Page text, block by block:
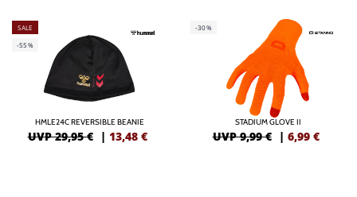
SALE
-55%
HMLE24C REVERSIBLE BEANIE
UVP 29,95 € | 13,48 €
-30%
STADIUM GLOVE II
UVP 9,99 € | 6,99 €